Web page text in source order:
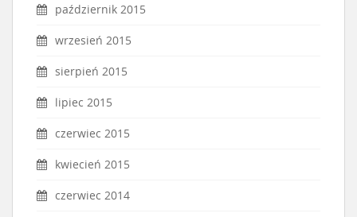
październik 2015
wrzesień 2015
sierpień 2015
lipiec 2015
czerwiec 2015
kwiecień 2015
czerwiec 2014